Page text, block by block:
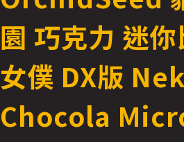
園 巧克力 迷
女僕 DX版
Chocola